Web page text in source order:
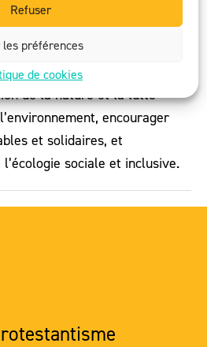
Refuser
préférences
de cookies
de la nature et la lutte
encourager
et solidaires, et
sociale et inclusive.